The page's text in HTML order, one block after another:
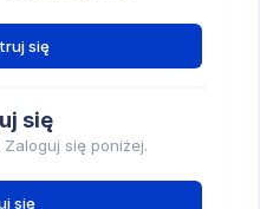
się
się
się poniżej.
się